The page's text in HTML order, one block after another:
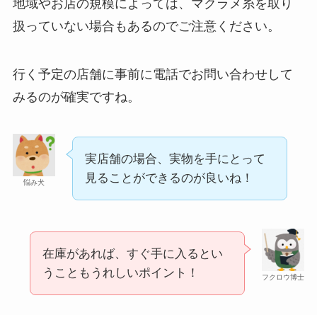
地域やお店の規模によっては、マクラメ糸を取り
扱っていない場合もあるのでご注意ください。
行く予定の店舗に事前に電話でお問い合わせして
みるのが確実ですね。
悩み犬
実店舗の場合、実物を手にとって
見ることができるのが良いね！
フクロウ博士
在庫があれば、すぐ手に入るとい
うこともうれしいポイント！